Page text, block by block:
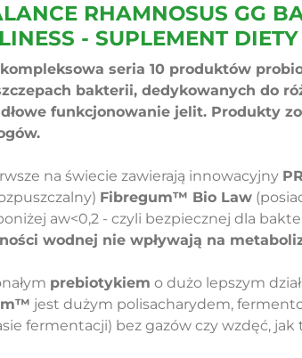
RHAMNOSUS GG
- SUPLEMENT DIETY
seria 10 produktów
bakterii, dedykowanych do
funkcjonowanie jelit. Produkty
na świecie zawierają innowacyjny
Fibregum™ Bio Law
aw<0,2 - czyli bezpiecznej dla
wodnej nie wpływają na
prebiotykiem o dużo lepszym
jest dużym polisacharydem,
fermentacji) bez gazów czy wzdęć,